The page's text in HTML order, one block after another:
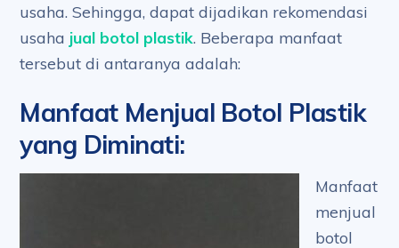
usaha. Sehingga, dapat dijadikan rekomendasi
usaha jual botol plastik. Beberapa manfaat
tersebut di antaranya adalah:
Manfaat Menjual Botol Plastik
yang Diminati:
Manfaat
menjual
botol